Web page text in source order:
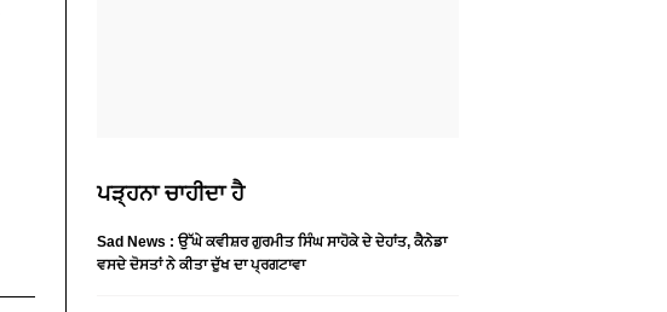
ਪੜ੍ਹਨਾ ਚਾਹੀਦਾ ਹੈ
Sad News : ਉੱਘੇ ਕਵੀਸ਼ਰ ਗੁਰਮੀਤ ਸਿੰਘ ਸਾਹੋਕੇ ਦੇ ਦੇਹਾਂਤ, ਕੈਨੇਡਾ
ਵਸਦੇ ਦੋਸਤਾਂ ਨੇ ਕੀਤਾ ਦੁੱਖ ਦਾ ਪ੍ਰਗਟਾਵਾ